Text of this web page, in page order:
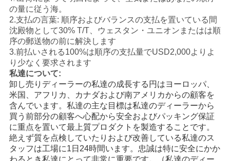
の量に従う海。
2.支払の言葉: 順序およびバランスの支払を置いている間
沈殿物として30% T/T、ウェスタン・ユニオンまたはは順
序の郵送物の前に解決します
3.前払いされる100%は順序の支払量でUSD2,000よりよ
り少なく要求されます
私達について:
卸し売りディーラーの私達の成長する円はヨーロッパ、
米国、アフリカ、カナダおよび南アメリカからの顧客を
含んでいます。私達の主な目標は私達のディーラーから
買う前部分の顧客へ心配から安全およびパッキング保証
に重点を置いて最上質プロダクトを製造することです。
絶えず質を点検していたりおよび改善している私達のス
タッフは工場に1日24時間います。忠誠は特に安全にかか